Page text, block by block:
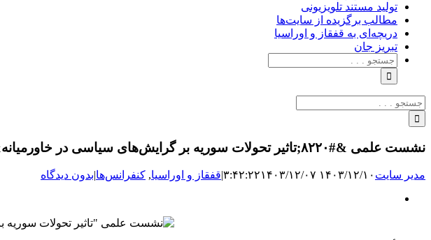
تولید مستند تلویزیونی
مطالب برگزیده از سایت‌ها
دریچه‌ای به قفقاز و اوراسیا
تبریزِ جان
جستجو
برای:
جستجو
برای:
نشست علمی &#۸۲۲۰;تاثیر تحولات سوریه بر گرایش‌های سیاسی در خاورمیانه&#۸۲۲۱; برگزار می‌شود.
مدیر سایت ۱۴۰۳/۱۲/۱۰ ۳:۴۲:۲۲ ۱۴۰۳/۱۲/۰۷ |قفقاز و اوراسیا, کنفرانس‌ها|بدون دیدگاه